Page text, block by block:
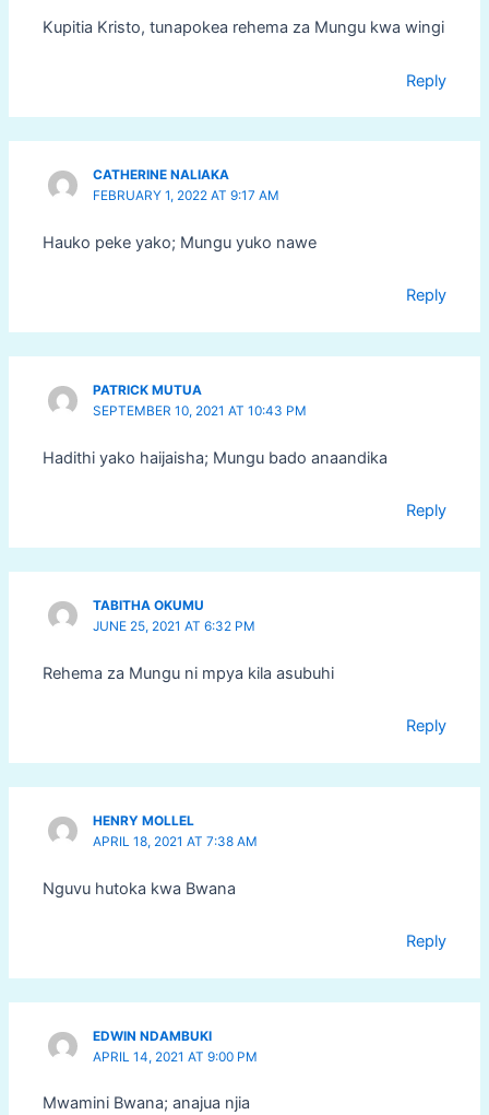
Kupitia Kristo, tunapokea rehema za Mungu kwa wingi
Reply
CATHERINE NALIAKA
FEBRUARY 1, 2022 AT 9:17 AM
Hauko peke yako; Mungu yuko nawe
Reply
PATRICK MUTUA
SEPTEMBER 10, 2021 AT 10:43 PM
Hadithi yako haijaisha; Mungu bado anaandika
Reply
TABITHA OKUMU
JUNE 25, 2021 AT 6:32 PM
Rehema za Mungu ni mpya kila asubuhi
Reply
HENRY MOLLEL
APRIL 18, 2021 AT 7:38 AM
Nguvu hutoka kwa Bwana
Reply
EDWIN NDAMBUKI
APRIL 14, 2021 AT 9:00 PM
Mwamini Bwana; anajua njia